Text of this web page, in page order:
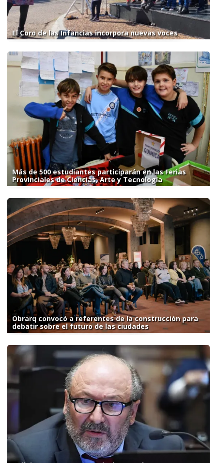
El Coro de las Infancias incorpora nuevas voces
Más de 500 estudiantes participarán en las Ferias
Provinciales de Ciencias, Arte y Tecnología
Obrarq convocó a referentes de la construcción para
debatir sobre el futuro de las ciudades